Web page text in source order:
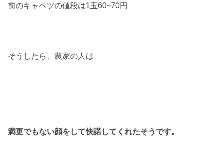
前のキャベツの値段は1玉60~70円
そうしたら、農家の人は
満更でもない顔をして快諾してくれたそうです。